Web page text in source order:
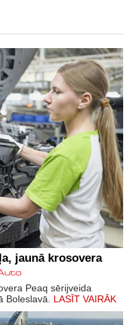
jaunā krosovera
Peaq sērijveida
Boleslavā. LASĪT VAIRĀK